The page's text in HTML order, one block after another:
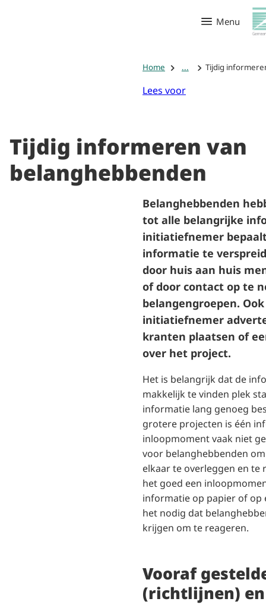
Menu
Home ... Tijdig
Lees voor
Tijdig informeren van
belanghebbenden
Belanghebbenden
tot alle belangrijke
initiatiefnemer
informatie te
door huis aan huis
of door contact op te
belangengroepen.
initiatiefnemer
kranten plaatsen of
over het project.
Het is belangrijk dat de
makkelijk te vinden plek
informatie lang genoeg
grotere projecten is één
inloopmoment vaak niet
voor belanghebbenden
elkaar te overleggen en te
het goed een
informatie op papier of op
het nodig dat
krijgen om te reageren.
Vooraf
(richtlijnen)